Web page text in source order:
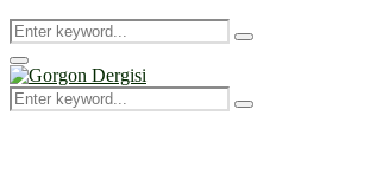
Search
for:
Search
Primary
Menu
Search
for:
Search